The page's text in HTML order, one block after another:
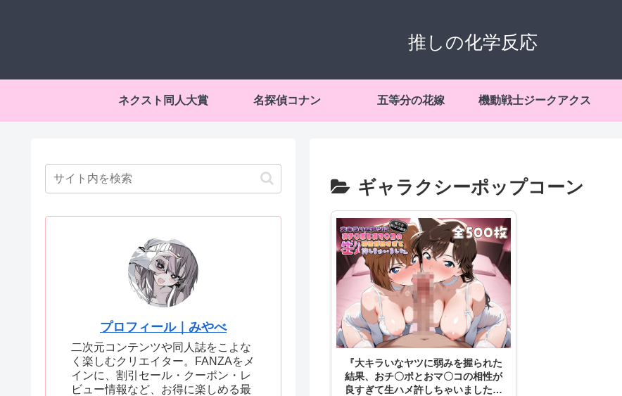
推しの化学反応
ネクスト同人大賞 名探偵コナン 五等分の花嫁 機動戦士ジークアクス
ギャラクシーポップコーン
『大キラいなヤツに弱みを握られた
結果、おチ〇ポとおマ〇コの相性が
良すぎて生ハメ許しちゃいました。
プロフィール｜みやべ
二次元コンテンツや同人誌をこよな
く楽しむクリエイター。FANZAをメ
インに、割引セール・クーポン・レ
ビュー情報など、お得に楽しめる最